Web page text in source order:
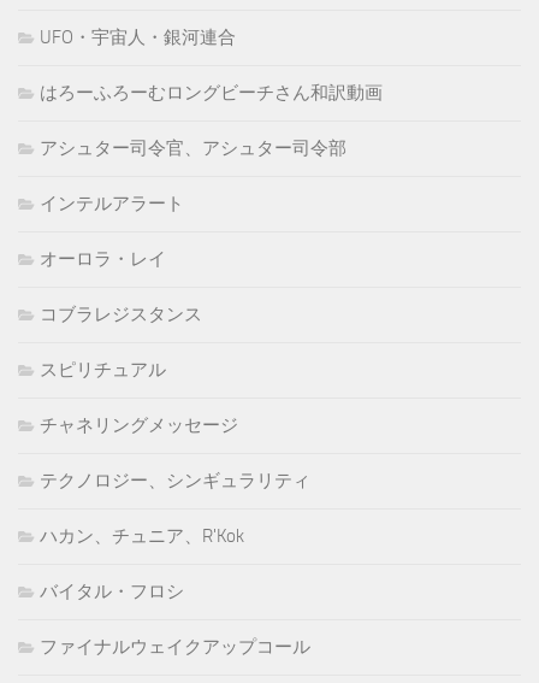
UFO・宇宙人・銀河連合
はろーふろーむロングビーチさん和訳動画
アシュター司令官、アシュター司令部
インテルアラート
オーロラ・レイ
コブラレジスタンス
スピリチュアル
チャネリングメッセージ
テクノロジー、シンギュラリティ
ハカン、チュニア、R'Kok
バイタル・フロシ
ファイナルウェイクアップコール